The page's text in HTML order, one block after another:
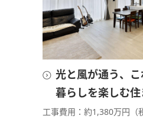
光と風が通う、
暮らしを楽しむ住
工事費用：約1,380万円（